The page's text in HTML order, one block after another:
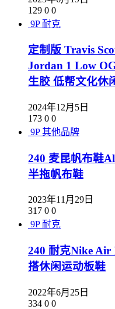
129 0 0
9P 耐克
定制版 Travis
Jordan 1 Low
生胶 低帮文化休
2024年12月5日
173 0 0
9P 其他品牌
240 麦昆帆布鞋
半拖帆布鞋
2023年11月29日
317 0 0
9P 耐克
240 耐克Nike Air
搭休闲运动板鞋
2022年6月25日
334 0 0